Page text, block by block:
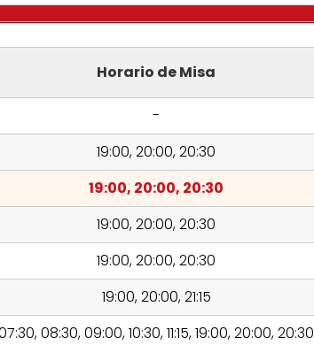
Horario de Misa
-
19:00, 20:00, 20:30
19:00, 20:00, 20:30
19:00, 20:00, 20:30
19:00, 20:00, 20:30
19:00, 20:00, 21:15
08:30, 09:00, 10:30, 11:15, 19:00, 20:00, 20:30